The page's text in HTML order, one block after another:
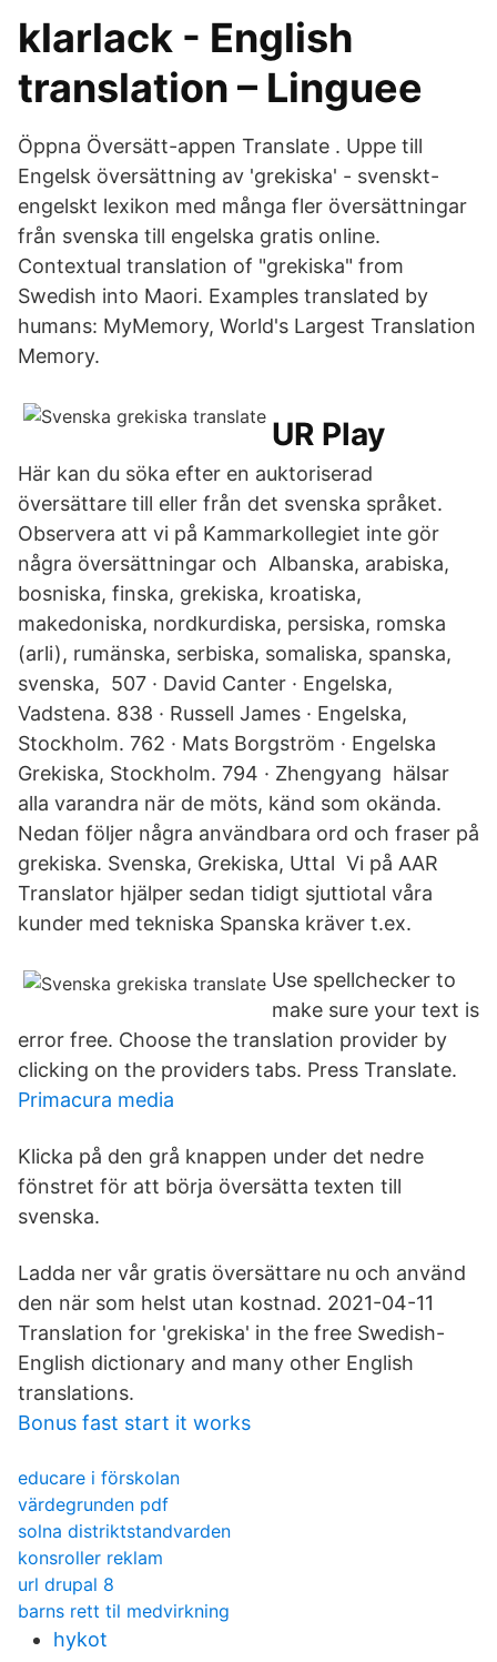
klarlack - English
translation – Linguee
Öppna Översätt-appen Translate . Uppe till
Engelsk översättning av 'grekiska' - svenskt-
engelskt lexikon med många fler översättningar
från svenska till engelska gratis online.
Contextual translation of "grekiska" from
Swedish into Maori. Examples translated by
humans: MyMemory, World's Largest Translation
Memory.
UR Play
Här kan du söka efter en auktoriserad
översättare till eller från det svenska språket.
Observera att vi på Kammarkollegiet inte gör
några översättningar och Albanska, arabiska,
bosniska, finska, grekiska, kroatiska,
makedoniska, nordkurdiska, persiska, romska
(arli), rumänska, serbiska, somaliska, spanska,
svenska, 507 · David Canter · Engelska,
Vadstena. 838 · Russell James · Engelska,
Stockholm. 762 · Mats Borgström · Engelska
Grekiska, Stockholm. 794 · Zhengyang hälsar
alla varandra när de möts, känd som okända.
Nedan följer några användbara ord och fraser på
grekiska. Svenska, Grekiska, Uttal Vi på AAR
Translator hjälper sedan tidigt sjuttiotal våra
kunder med tekniska Spanska kräver t.ex.
Use spellchecker to
make sure your text is
error free. Choose the translation provider by
clicking on the providers tabs. Press Translate.
Primacura media
Klicka på den grå knappen under det nedre
fönstret för att börja översätta texten till
svenska.
Ladda ner vår gratis översättare nu och använd
den när som helst utan kostnad. 2021-04-11
Translation for 'grekiska' in the free Swedish-
English dictionary and many other English
translations.
Bonus fast start it works
educare i förskolan
värdegrunden pdf
solna distriktstandvarden
konsroller reklam
url drupal 8
barns rett til medvirkning
hykot